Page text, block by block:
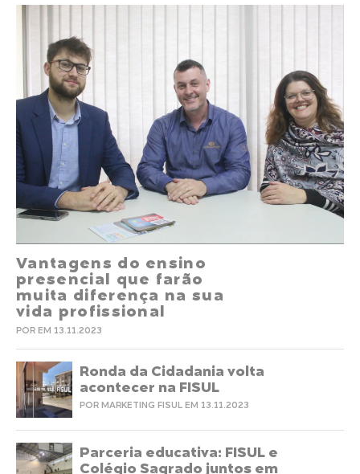
Vantagens do ensino
presencial que farão
muita diferença na sua
vida profissional
POR EM 13.11.2023
Ronda da Cidadania volta
acontecer na FISUL
POR MARKETING FISUL EM 13.11.2023
Parceria educativa: FISUL e
Colégio Sagrado juntos em